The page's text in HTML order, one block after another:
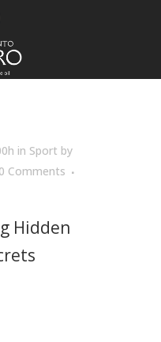
in Sport by
0 Comments
Hidden